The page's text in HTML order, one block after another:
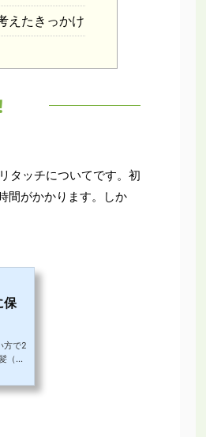
えたきっかけ
タッチについてです。初
間がかかります。しか
保
方で2
（し
要因